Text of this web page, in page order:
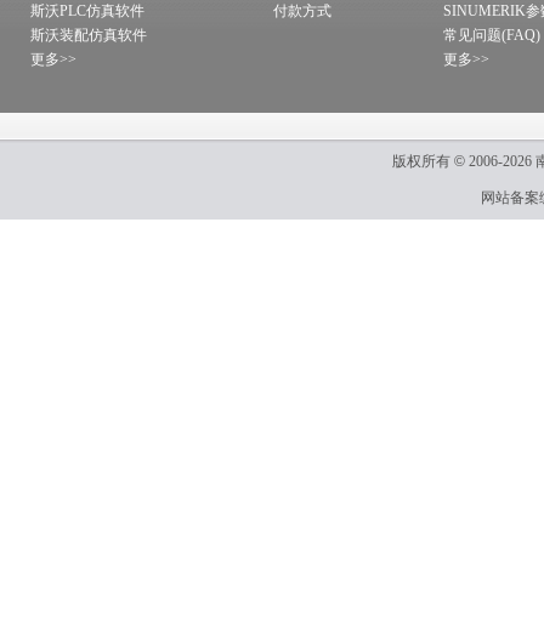
斯沃PLC仿真软件
斯沃装配仿真软件
更多>>
付款方式
SINUMERIK参
常见问题(FAQ)
更多>>
版权所有 © 2006-2026
网站备案